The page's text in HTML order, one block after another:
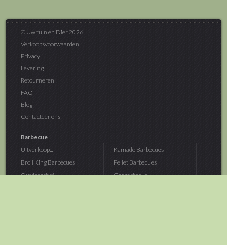
© Uw tuin en Dier 2026
Verkoopsvoorwaarden
Privacy
Levering
Retourneren
FAQ
Blog
Contacteer ons
Barbecue
Uitverkoop...
Broil King Barbecues
Outdoorchef...
Kamado Barbecues
Pellet Barbecues
Gasbarbecue